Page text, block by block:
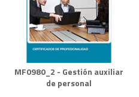
MF0980_2 - Gestión auxiliar
de personal